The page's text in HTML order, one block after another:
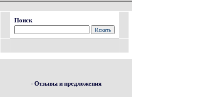
Поиск
- Отзывы и предложения